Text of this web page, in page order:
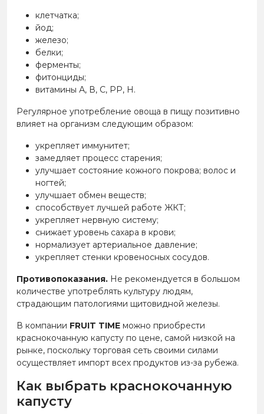
клетчатка;
йод;
железо;
белки;
ферменты;
фитонциды;
витамины А, В, С, РР, Н.
Регулярное употребление овоща в пищу позитивно
влияет на организм следующим образом:
укрепляет иммунитет;
замедляет процесс старения;
улучшает состояние кожного покрова; волос и
ногтей;
улучшает обмен веществ;
способствует лучшей работе ЖКТ;
укрепляет нервную систему;
снижает уровень сахара в крови;
нормализует артериальное давление;
укрепляет стенки кровеносных сосудов.
Противопоказания. Не рекомендуется в большом
количестве употреблять культуру людям,
страдающим патологиями щитовидной железы.
В компании FRUIT TIME можно приобрести
краснокочанную капусту по цене, самой низкой на
рынке, поскольку торговая сеть своими силами
осуществляет импорт всех продуктов из-за рубежа.
Как выбрать краснокочанную
капусту